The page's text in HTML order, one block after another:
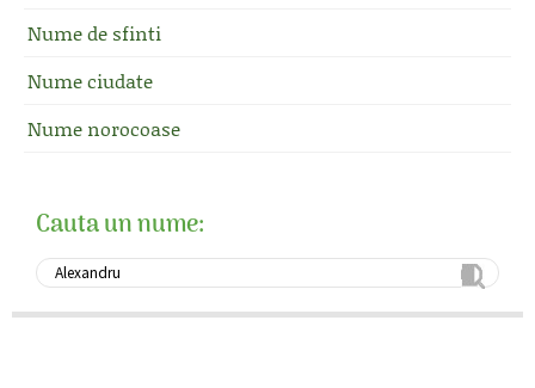
Nume de sfinti
Nume ciudate
Nume norocoase
Cauta un nume: